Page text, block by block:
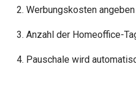
Werbungskosten angeben
Anzahl der Homeoffice-
Pauschale wird